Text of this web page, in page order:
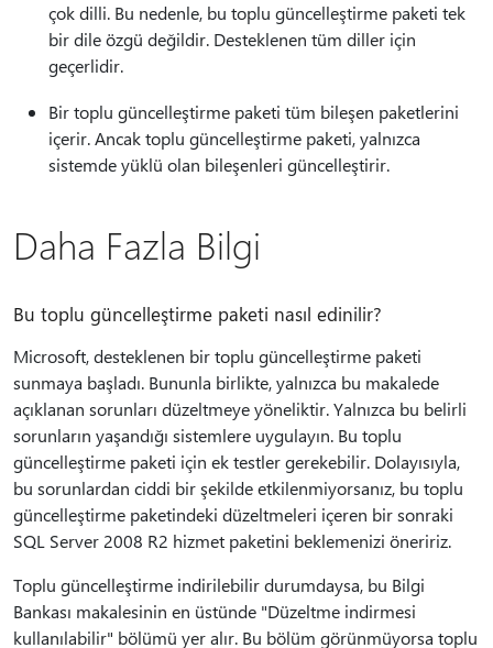
çok dilli. Bu nedenle, bu toplu güncelleştirme paketi tek
bir dile özgü değildir. Desteklenen tüm diller için
geçerlidir.
Bir toplu güncelleştirme paketi tüm bileşen paketlerini
içerir. Ancak toplu güncelleştirme paketi, yalnızca
sistemde yüklü olan bileşenleri güncelleştirir.
Daha Fazla Bilgi
Bu toplu güncelleştirme paketi nasıl edinilir?
Microsoft, desteklenen bir toplu güncelleştirme paketi
sunmaya başladı. Bununla birlikte, yalnızca bu makalede
açıklanan sorunları düzeltmeye yöneliktir. Yalnızca bu belirli
sorunların yaşandığı sistemlere uygulayın. Bu toplu
güncelleştirme paketi için ek testler gerekebilir. Dolayısıyla,
bu sorunlardan ciddi bir şekilde etkilenmiyorsanız, bu toplu
güncelleştirme paketindeki düzeltmeleri içeren bir sonraki
SQL Server 2008 R2 hizmet paketini beklemenizi öneririz.
Toplu güncelleştirme indirilebilir durumdaysa, bu Bilgi
Bankası makalesinin en üstünde "Düzeltme indirmesi
kullanılabilir" bölümü yer alır. Bu bölüm görünmüyorsa toplu